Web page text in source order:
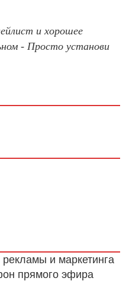
и хорошее
- Просто установи
и маркетинга
прямого эфира